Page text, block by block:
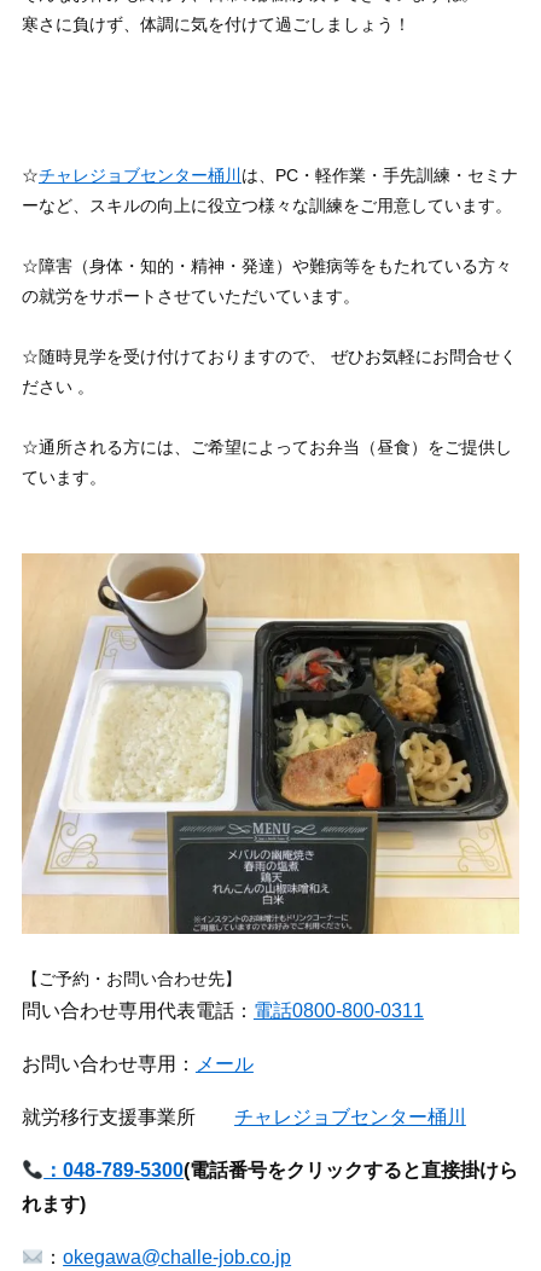
寒さに負けず、体調に気を付けて過ごしましょう！
☆チャレジョブセンター桶川 は、PC・軽作業・手先訓練・セミナ
ーなど、スキルの向上に役立つ様々な訓練をご用意しています。
☆障害（身体・知的・精神・発達）や難病等をもたれている方々
の就労をサポートさせていただいています。
☆随時見学を受け付けておりますので、 ぜひお気軽にお問合せく
ださい 。
☆通所される方には、ご希望によってお弁当（昼食）をご提供し
ています。
【ご予約・お問い合わせ先】
問い合わせ専用代表電話： 電話0800-800-0311
お問い合わせ専用： メール
就労移行支援事業所 チャレジョブセンター桶川
：048-789-5300(電話番号をクリックすると直接掛けら
れます)
：okegawa@challe-job.co.jp